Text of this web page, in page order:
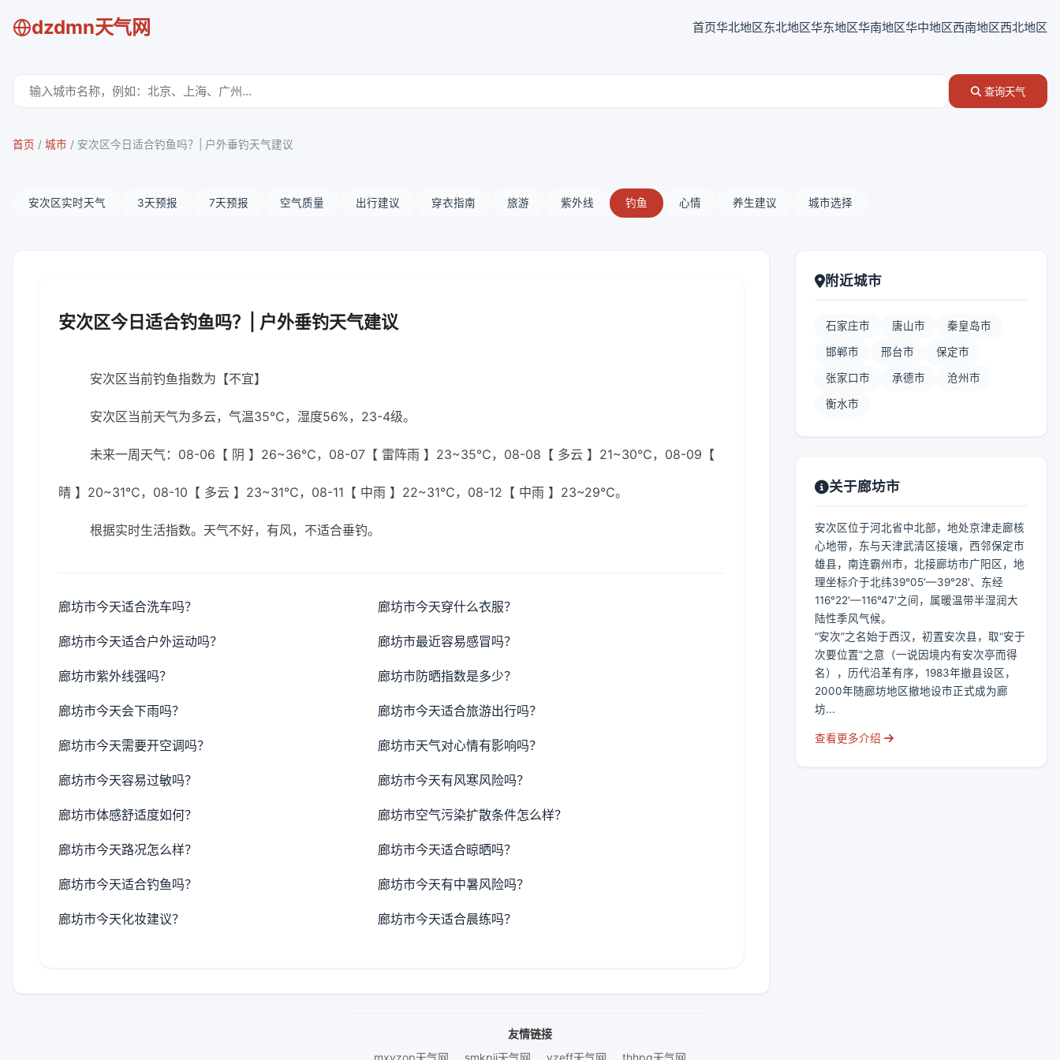
dzdmn天气网 首页华北地区东北地区华东地区华南地区华中地区西南地区西北地区
查询天气
首页 / 城市 / 安次区今日适合钓鱼吗？| 户外垂钓天气建议
安次区实时天气 3天预报 7天预报 空气质量 出行建议 穿衣指南 旅游 紫外线 钓鱼 心情 养生建议 城市选择
安次区今日适合钓鱼吗？| 户外垂钓天气建议
安次区当前钓鱼指数为【不宜】
安次区当前天气为多云，气温35℃，湿度56%，23-4级。
未来一周天气：08-06【 阴 】26~36℃，08-07【 雷阵雨 】23~35℃，08-08【 多云 】21~30℃，08-09【
晴 】20~31℃，08-10【 多云 】23~31℃，08-11【 中雨 】22~31℃，08-12【 中雨 】23~29℃。
根据实时生活指数。天气不好，有风，不适合垂钓。
廊坊市今天适合洗车吗？ 廊坊市今天穿什么衣服？
廊坊市今天适合户外运动吗？ 廊坊市最近容易感冒吗？
廊坊市紫外线强吗？ 廊坊市防晒指数是多少？
廊坊市今天会下雨吗？ 廊坊市今天适合旅游出行吗？
廊坊市今天需要开空调吗？ 廊坊市天气对心情有影响吗？
廊坊市今天容易过敏吗？ 廊坊市今天有风寒风险吗？
廊坊市体感舒适度如何？ 廊坊市空气污染扩散条件怎么样？
廊坊市今天路况怎么样？ 廊坊市今天适合晾晒吗？
廊坊市今天适合钓鱼吗？ 廊坊市今天有中暑风险吗？
廊坊市今天化妆建议？ 廊坊市今天适合晨练吗？
附近城市
石家庄市 唐山市 秦皇岛市
邯郸市 邢台市 保定市
张家口市 承德市 沧州市
衡水市
关于廊坊市
安次区位于河北省中北部，地处京津走廊核
心地带，东与天津武清区接壤，西邻保定市
雄县，南连霸州市，北接廊坊市广阳区，地
理坐标介于北纬39°05′—39°28′、东经
116°22′—116°47′之间，属暖温带半湿润大
陆性季风气候。
“安次”之名始于西汉，初置安次县，取“安于
次要位置”之意（一说因境内有安次亭而得
名），历代沿革有序，1983年撤县设区，
2000年随廊坊地区撤地设市正式成为廊
坊...
查看更多介绍
友情链接
mxyzop天气网
smkpjj天气网 yzeff天气网 thhpq天气网